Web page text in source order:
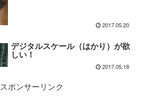
2017.05.20
デジタルスケール（はかり）が欲
しい！
2017.05.18
スポンサーリンク